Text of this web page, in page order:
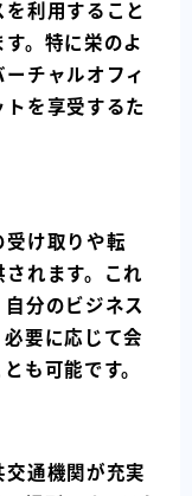
利用すること
。特に栄のよ
チャルオフィ
を享受するた
受け取りや転
れます。これ
分のビジネス
要に応じて会
も可能です。
通機関が充実